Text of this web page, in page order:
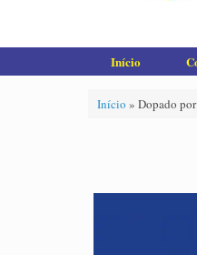
Início
Início » Dopado